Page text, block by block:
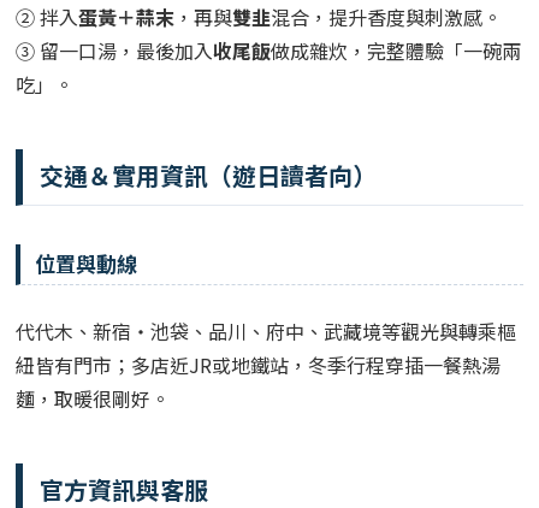
② 拌入蛋黃＋蒜末 ，再與雙韭混合，提升香度與刺激感。
③ 留一口湯，最後加入收尾飯做成雜炊，完整體驗「一碗兩
吃」。
交通＆實用資訊（遊日讀者向）
位置與動線
代代木、新宿・池袋、品川、府中、武藏境等觀光與轉乘樞
紐皆有門市；多店近JR或地鐵站，冬季行程穿插一餐熱湯
麵，取暖很剛好。
官方資訊與客服